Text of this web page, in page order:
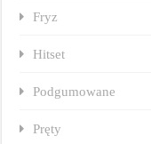
Fryz
Hitset
Podgumowane
Pręty